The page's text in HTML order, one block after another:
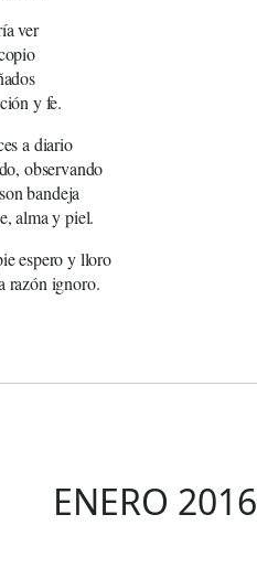
ver
y fe.
a diario
observando
bandeja
alma y piel.
espero y lloro
razón ignoro.
ENERO 2016